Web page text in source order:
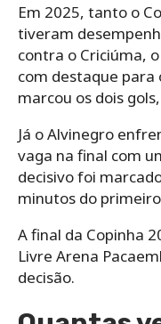
Em 2025, tanto o
tiveram
contra o Criciúma,
com destaque para
marcou os dois
Já o Alvinegro
vaga na final com
decisivo foi
minutos do
A final da Copinha
Livre Arena
decisão.